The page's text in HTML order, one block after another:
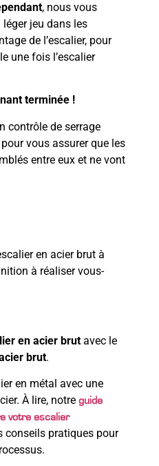
, nous vous
jeu dans les
de l’escalier, pour
une fois l’escalier
terminée !
contrôle de serrage
vous assurer que les
entre eux et ne vont
en acier brut à
à réaliser vous-
en acier brut avec le
brut.
en métal avec une
À lire, notre guide
votre escalier
conseils pratiques pour